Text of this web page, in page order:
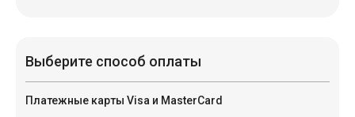
Выберите способ оплаты
Платежные карты Visa и MasterCard